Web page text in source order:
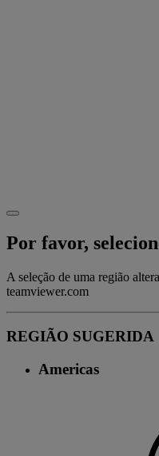
Por favor,
A seleção de uma região
teamviewer.com
REGIÃO SUGERIDA
Americas